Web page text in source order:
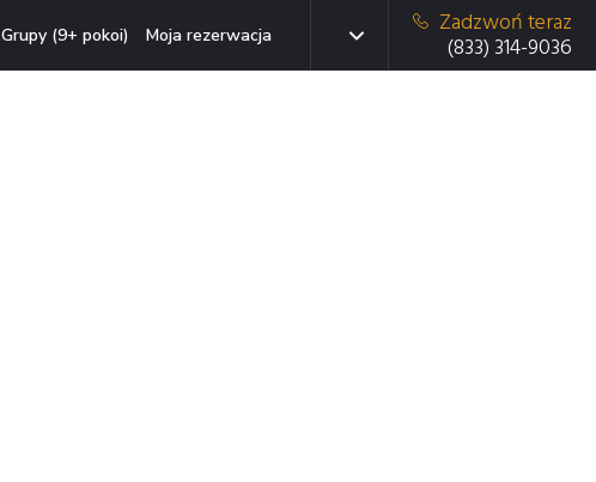
Grupy (9+ pokoi) Moja rezerwacja
Zadzwoń teraz
(833) 314-9036